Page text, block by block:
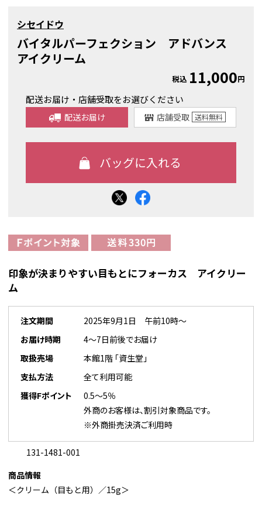
シセイドウ
バイタルパーフェクション アドバンス
アイクリーム
税込 11,000円
配送お届け・店舗受取をお選びください
配送お届け 店舗受取 送料無料
印象が決まりやすい目もとにフォーカス アイクリー
ム
注文期間
2025年9月1日 午前10時～
お届け時期
4～7日前後でお届け
取扱売場
本館1階 「資生堂」
支払方法
全て利用可能
獲得Fポイント
0.5～5％
外商のお客様は、割引対象商品です。
※外商掛売決済ご利用時
131-1481-001
商品情報
＜クリーム（目もと用）／15g＞